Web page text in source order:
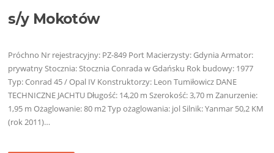
s/y Mokotów
Próchno Nr rejestracyjny: PZ-849 Port Macierzysty: Gdynia Armator:
prywatny Stocznia: Stocznia Conrada w Gdańsku Rok budowy: 1977
Typ: Conrad 45 / Opal IV Konstruktorzy: Leon Tumiłowicz DANE
TECHNICZNE JACHTU Długość: 14,20 m Szerokość: 3,70 m Zanurzenie:
1,95 m Ożaglowanie: 80 m2 Typ ożaglowania: jol Silnik: Yanmar 50,2 KM
(rok 2011)…